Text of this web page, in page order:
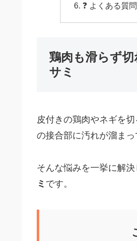
❓ よくある質
鶏肉も滑らず
サミ
皮付きの鶏肉やネギを
の接合部に汚れが溜まっ
そんな悩みを一挙に解
ミ です。